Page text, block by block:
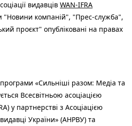
видавців WAN-IFRA
"Новини компаній", "Прес-служба",
проєкт" опубліковані на правах
«Сильніші разом: Медіа та
Всесвітньою асоціацією
у партнерстві з Асоціацією
України» (АНРВУ) та